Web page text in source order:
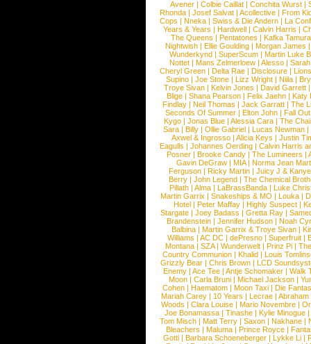
Avener | Colbie Caillat | Conchita Wurst |
Rhonda | Josef Salvat | Acollective | From
Cops | Nneka | Swiss & Die Andern | La
Years & Years |Hardwell |Calvin Harris |
The Queens | Pentatones | Kafka Tamura
Nightwish |Ellie Goulding |Morgan James
Wunderkynd | SuperScum | Martin Luke
Nottet |Mans Zelmerloew |Alesso |
Cheryl Green |Delta Rae |Disclosure |
Supino |Joe Stone |Lizz Wright |Niila |
Troye Sivan | Kelvin Jones | David Garrett
Blige | Shana Pearson | Felix Jaehn | Katy
Findlay |Neil Thomas |Jack Garratt |The
Seconds Of Summer |Elton John |Fall
Kygo |Jonas Blue |Alessia Cara |The
Sara |Billy |Ollie Gabriel |Lucas Newman |
Axwel & Ingrosso | Alicia Keys | Justin
Eagulls |Johannes Oerding |Calvin Harris
Posner |Brooke Candy |The Lumineers |
Gavin DeGraw | MIA| Norma Jean
Ferguson | Ricky Martin | Juicy J &
Berry | John Legend | The Chemical
Pillath |Alma |LaBrassBanda |Luke
Martin Garrix | Snakeships & MO | Louka |
Hotel | Peter Maffay | Highly Suspect |
Stargate |Joey Badass |Gretta Ray |
Brandenstein |Jennifer Hudson |Noah
Balbina | Martin Garrix & Troye Sivan |
Williams |AC DC |dePresno |Superfruit |
Montana |SZA|Wunderwelt |Prinz Pi |
Country Communion | Khalid | Louis
Grizzly Bear | Chris Brown | LCD
Enemy | Ace Tee | Antje Schomaker | Walk
Moon |Carla Bruni |Michael Jackson |
Cohen |Haematom |Moon Taxi |Die
Mariah Carey | 10 Years | Lecrae | Abraham
Woods |Clara Louise |Mario Novembre |
Joe Bonamassa | Tinashe | Kylie Minogue |
Tom Misch |Matt Terry |Saxon |Nakhane |
Bleachers | Maluma | Prince Royce |
Gotti |Barbara Schoeneberger |Lykke Li |